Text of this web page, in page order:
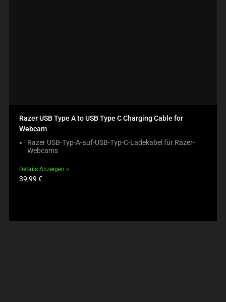
Razer USB Type A to USB Type C Charging Cable for
Webcam
Razer USB-Typ-A-auf-USB-Typ-C-Ladekabel für Razer-
Webcams
Details Anzeigen
Produktpreis:
39,99 €